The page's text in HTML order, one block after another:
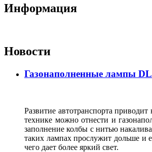
Информация
Новости
Газонаполненные лампы
Развитие автотранспорта
технике можно отнести и
заполнение колбы с нитью
таких лампах прослужит дольше и
чего дает более яркий свет.